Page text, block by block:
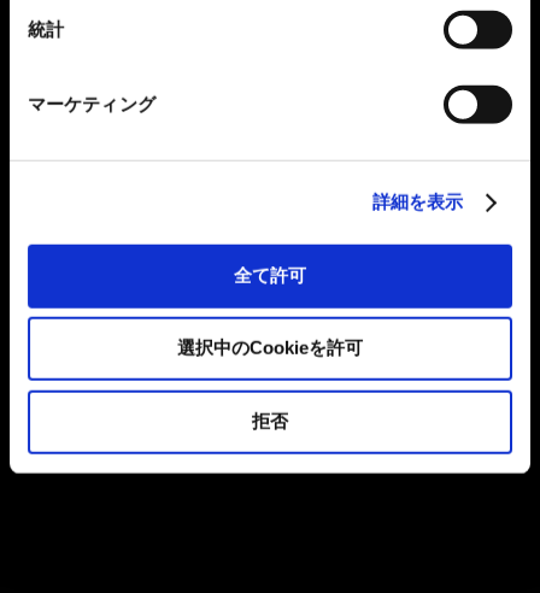
統計
マーケティング
詳細を表示
全て許可
選択中のCookieを許可
拒否